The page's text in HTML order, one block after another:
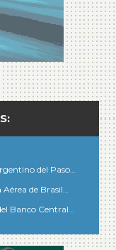
del Paso…
Aérea de Brasil…
Banco Central…